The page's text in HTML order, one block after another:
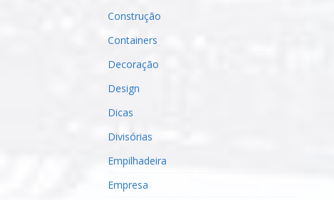
Construção
Containers
Decoração
Design
Dicas
Divisórias
Empilhadeira
Empresa